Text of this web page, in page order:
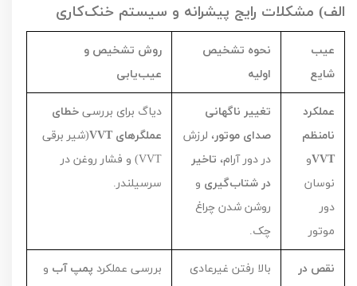
الف) مشکلات رایج پیشرانه و سیستم خنک‌کاری
عیب
شایع
نحوه تشخیص
اولیه
روش تشخیص و
عیب‌یابی
عملکرد
نامنظم
VVTو
نوسان
دور
موتور
تغییر ناگهانی
صدای موتور، لرزش
در دور آرام، تاخیر
در شتاب‌گیری و
روشن شدن چراغ
چک.
دیاگ برای بررسی خطای
عملگرهای VVT(شیر برقی
VVT) و فشار روغن در
سرسیلندر.
نقص در
بالا رفتن غیرعادی
بررسی عملکرد پمپ آب و